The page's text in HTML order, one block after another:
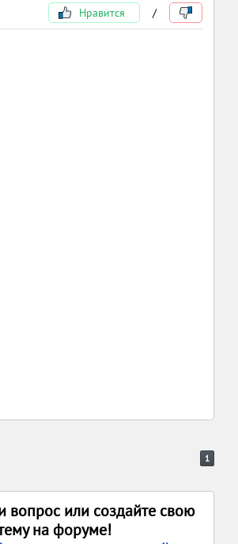
Нравится /
1
вопрос или создайте свою
на форуме!